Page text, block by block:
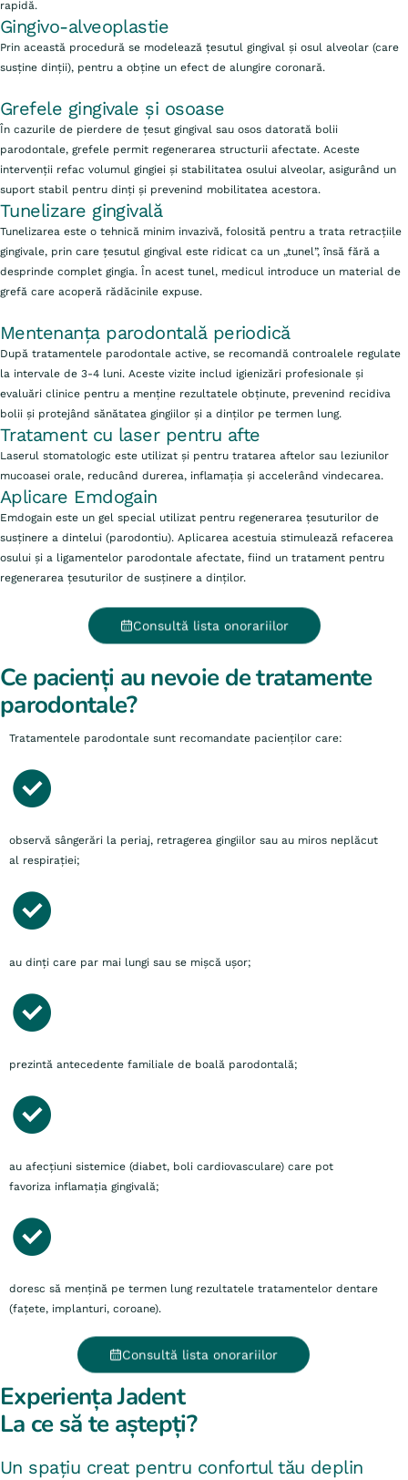
rapidă.
Gingivo-alveoplastie
Prin această procedură se modelează țesutul gingival și osul alveolar (care
susține dinții), pentru a obține un efect de alungire coronară.
Grefele gingivale și osoase
În cazurile de pierdere de țesut gingival sau osos datorată bolii
parodontale, grefele permit regenerarea structurii afectate. Aceste
intervenții refac volumul gingiei și stabilitatea osului alveolar, asigurând un
suport stabil pentru dinți și prevenind mobilitatea acestora.
Tunelizare gingivală
Tunelizarea este o tehnică minim invazivă, folosită pentru a trata retracțiile
gingivale, prin care țesutul gingival este ridicat ca un „tunel”, însă fără a
desprinde complet gingia. În acest tunel, medicul introduce un material de
grefă care acoperă rădăcinile expuse.
Mentenanța parodontală periodică
După tratamentele parodontale active, se recomandă controalele regulate
la intervale de 3-4 luni. Aceste vizite includ igienizări profesionale și
evaluări clinice pentru a menține rezultatele obținute, prevenind recidiva
bolii și protejând sănătatea gingiilor și a dinților pe termen lung.
Tratament cu laser pentru afte
Laserul stomatologic este utilizat și pentru tratarea aftelor sau leziunilor
mucoasei orale, reducând durerea, inflamația și accelerând vindecarea.
Aplicare Emdogain
Emdogain este un gel special utilizat pentru regenerarea țesuturilor de
susținere a dintelui (parodontiu). Aplicarea acestuia stimulează refacerea
osului și a ligamentelor parodontale afectate, fiind un tratament pentru
regenerarea țesuturilor de susținere a dinților.
Consultă lista onorariilor
Ce pacienți au nevoie de tratamente
parodontale?
Tratamentele parodontale sunt recomandate pacienților care:
observă sângerări la periaj, retragerea gingiilor sau au miros neplăcut
al respirației;
au dinți care par mai lungi sau se mișcă ușor;
prezintă antecedente familiale de boală parodontală;
au afecțiuni sistemice (diabet, boli cardiovasculare) care pot
favoriza inflamația gingivală;
doresc să mențină pe termen lung rezultatele tratamentelor dentare
(fațete, implanturi, coroane).
Consultă lista onorariilor
Experiența Jadent
La ce să te aștepți?
Un spațiu creat pentru confortul tău deplin